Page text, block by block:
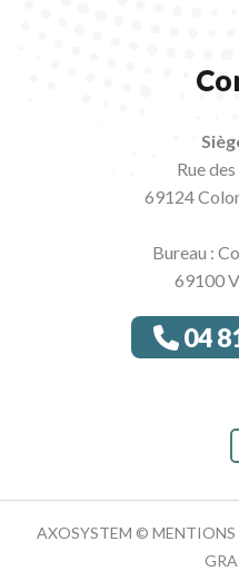
Rue
69124
Bureau :
69100
04
AXOSYSTEM © MENTIONS